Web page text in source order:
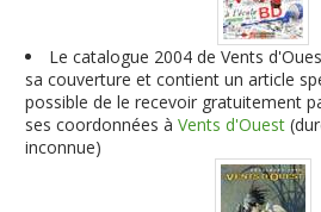
Le catalogue 2004 de Vents
sa couverture et contient un article
possible de le recevoir gratuitement
ses coordonnées àVents d'Ouest
inconnue)